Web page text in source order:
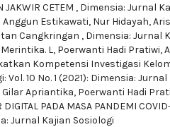
JAKWIR CETEM , Dimensia: Jurnal
Anggun Estikawati, Nur Hidayah,
Cangkringan , Dimensia: Jurnal
L, Poerwanti Hadi Pratiwi,
Kompetensi Investigasi
Vol. 10 No. 1 (2021): Dimensia:
Gilar Apriantika, Poerwanti Hadi
DIGITAL PADA MASA PANDEMI
Jurnal Kajian Sosiologi